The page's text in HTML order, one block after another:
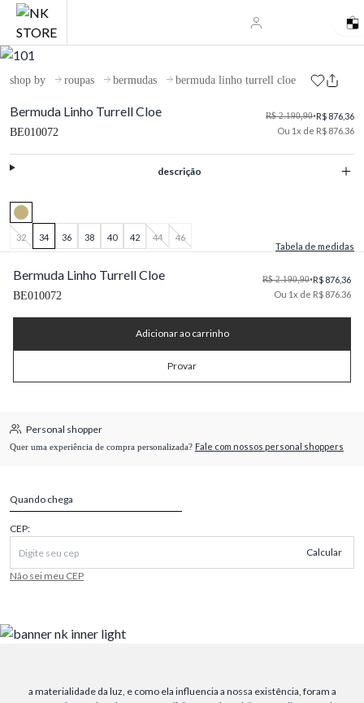
shop by roupas bermudas bermuda linho turrell cloe
Bermuda Linho Turrell Cloe
BE010072
R$ 2.190,90•R$ 876,36
Ou 1x de R$ 876.36
descrição
32 34 36 38 40 42 44
46
Tabela de medidas
Bermuda Linho Turrell Cloe
BE010072
R$ 2.190,90•R$ 876,36
Ou 1x de R$ 876.36
Adicionar ao carrinho
Provar
Personal shopper
Quer uma experiência de compra personalizada? Fale com nossos personal shoppers
Quando chega
CEP:
Calcular
Não sei meu CEP
a materialidade da luz, e como ela influencia a nossa existência, foram a